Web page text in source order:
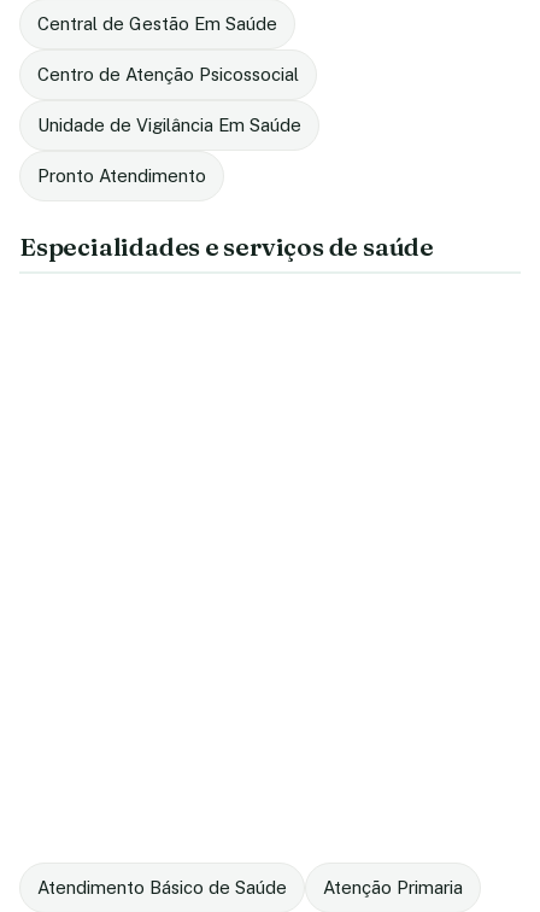
Central de Gestão Em Saúde
Centro de Atenção Psicossocial
Unidade de Vigilância Em Saúde
Pronto Atendimento
Especialidades e serviços de saúde
Atendimento Básico de Saúde Atenção Primaria